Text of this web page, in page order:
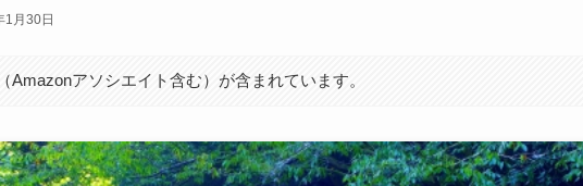
1月30日
Amazonアソシエイト含む）が含まれています。